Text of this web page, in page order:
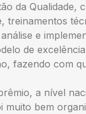
da Qualidade,
treinamentos
e
de
fazendo com
a nível
muito bem